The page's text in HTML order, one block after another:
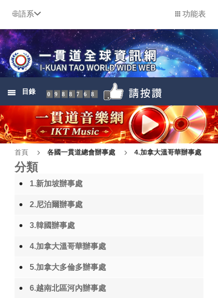
語系 功能表
目錄 0988768
首頁 各國一貫道總會辦事處 4.加拿大溫哥華辦事處
分類
1.新加坡辦事處
2.尼泊爾辦事處
3.韓國辦事處
4.加拿大溫哥華辦事處
5.加拿大多倫多辦事處
6.越南北區河內辦事處